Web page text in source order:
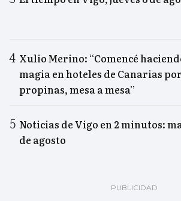
Xulio Merino: “Comencé
magia en hoteles de Canarias por
propinas, mesa a mesa”
Noticias de Vigo en 2 minutos:
de agosto